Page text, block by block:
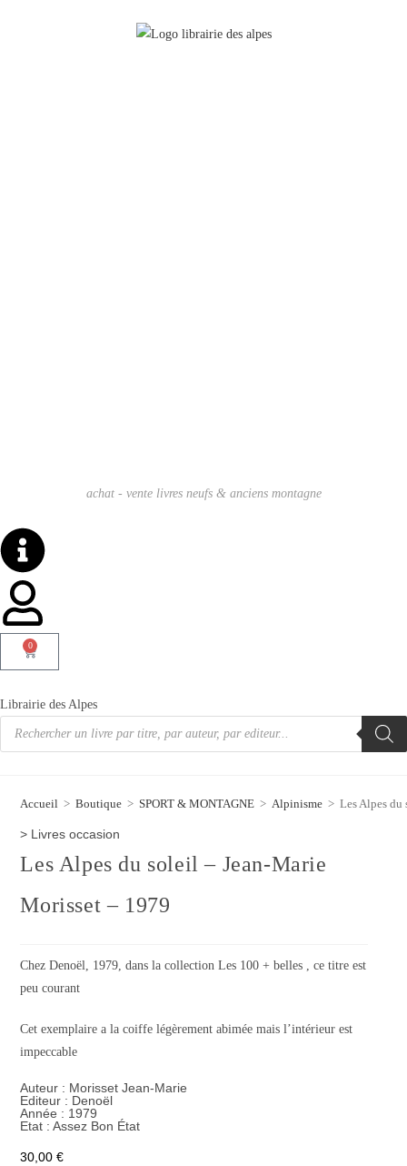
achat - vente livres neufs & anciens montagne
0
Librairie des Alpes
Accueil > Boutique > SPORT & MONTAGNE > Alpinisme > Les Alpes
> Livres occasion
Les Alpes du soleil – Jean-Marie
Morisset – 1979
Chez Denoël, 1979, dans la collection Les 100 + belles , ce titre est
peu courant
Cet exemplaire a la coiffe légèrement abimée mais l’intérieur est
impeccable
Auteur : Morisset Jean-Marie
Editeur : Denoël
Année : 1979
Etat :Assez Bon État
30,00€